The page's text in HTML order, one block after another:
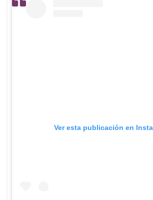
Ver esta publicación en